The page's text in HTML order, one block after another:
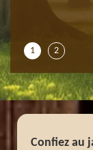
1 2
Confiez au